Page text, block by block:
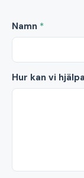
Namn *
Hur kan vi